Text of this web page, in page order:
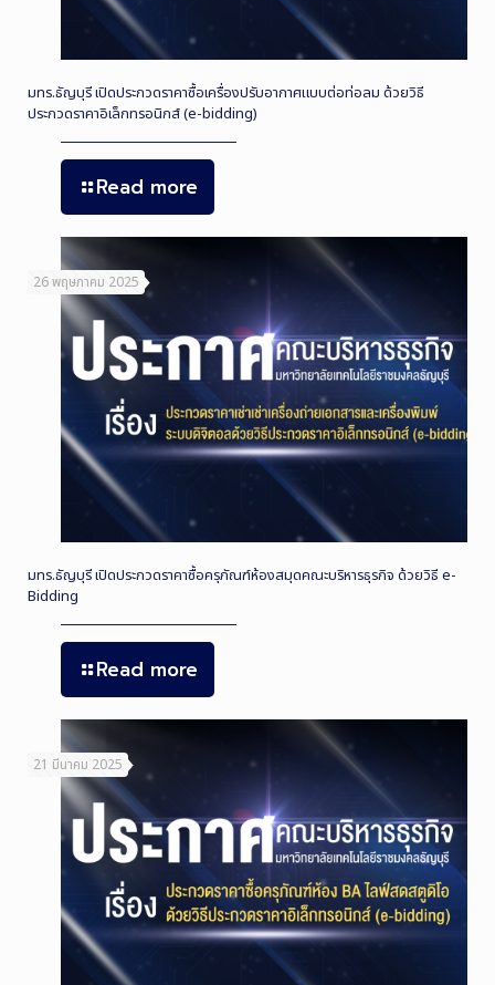
มทร.ธัญบุรี เปิดประกวดราคาซื้อเครื่องปรับอากาศแบบต่อท่อลม ด้วยวิธี
ประกวดราคาอิเล็กทรอนิกส์ (e-bidding)
Read more
26 พฤษภาคม 2025
มทร.ธัญบุรี เปิดประกวดราคาซื้อครุภัณฑ์ห้องสมุดคณะบริหารธุรกิจ ด้วยวิธี e-
Bidding
Read more
21 มีนาคม 2025